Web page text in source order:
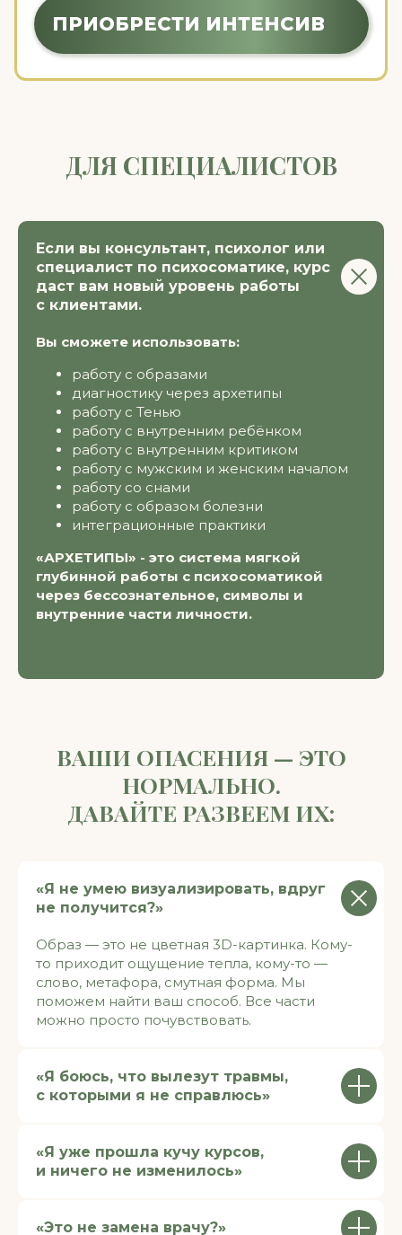
Если вы консультант, психолог или
специалист по психосоматике, курс
даст вам новый уровень работы
с клиентами.
Вы сможете использовать:
работу с образами
диагностику через архетипы
работу с Тенью
работу с внутренним ребёнком
работу с внутренним критиком
работу с мужским и женским началом
работу со снами
работу с образом болезни
интеграционные практики
«АРХЕТИПЫ» - это система мягкой
глубинной работы с психосоматикой
через бессознательное, символы и
внутренние части личности.
«Я не умею визуализировать, вдруг
не получится?»
Образ — это не цветная 3D-картинка. Кому-
то приходит ощущение тепла, кому-то —
слово, метафора, смутная форма. Мы
поможем найти ваш способ. Все части
можно просто почувствовать.
«Я боюсь, что вылезут травмы,
с которыми я не справлюсь»
«Я уже прошла кучу курсов,
и ничего не изменилось»
«Это не замена врачу?»